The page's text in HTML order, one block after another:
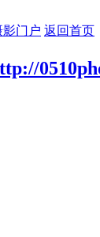
影门户 返回首页